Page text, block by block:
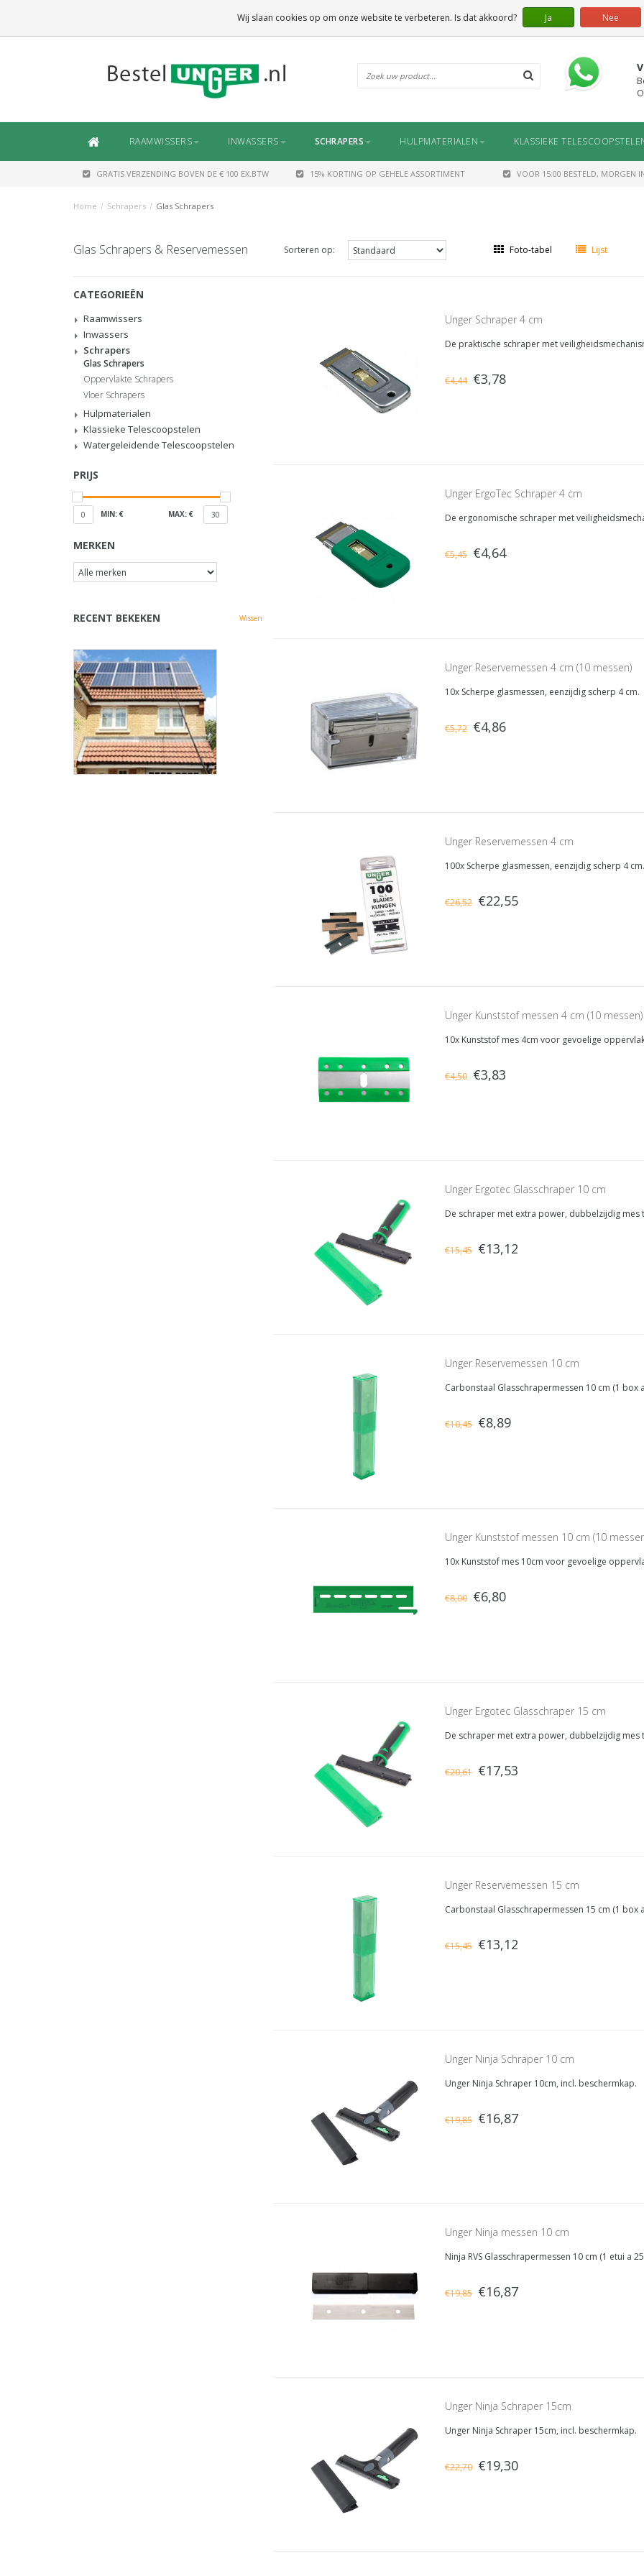
RAAMWISSERS INWASSERS SCHRAPERS HULPMATERIALEN KLASSIEKE
GRATIS VERZENDING BOVEN DE € 100 EX.BTW 15% KORTING OP GEHELE ASSORTIMENT VOOR 15:00 BESTELD, MORGEN
Home / Schrapers / Glas Schrapers
Glas Schrapers & Reservemessen Sorteren op: Foto-tabel Lijst
CATEGORIEËN
Raamwissers
Inwassers
Schrapers
Glas Schrapers
Oppervlakte Schrapers
Vloer Schrapers
Hulpmaterialen
Klassieke Telescoopstelen
Watergeleidende Telescoopstelen
PRIJS
0 MIN: € MAX: € 30
MERKEN
RECENT BEKEKEN Wissen
Unger Schraper 4 cm
De praktische schraper met
€4,44 €3,78
Unger ErgoTec Schraper 4 cm
De ergonomische schraper met
€5,45 €4,64
Unger Reservemessen 4 cm (10 messen)
10x Scherpe glasmessen, eenzijdig scherp 4 cm.
€5,72 €4,86
Unger Reservemessen 4 cm
100x Scherpe glasmessen, eenzijdig scherp 4 cm.
€26,52 €22,55
Unger Kunststof messen 4 cm (10 messen)
10x Kunststof mes 4cm voor gevoelige
€4,50 €3,83
Unger Ergotec Glasschraper 10 cm
De schraper met extra power, dubbelzijdig mes
€15,45 €13,12
Unger Reservemessen 10 cm
Carbonstaal Glasschrapermessen 10 cm (1 box
€10,45 €8,89
Unger Kunststof messen 10 cm (10
10x Kunststof mes 10cm voor gevoelige
€8,00 €6,80
Unger Ergotec Glasschraper 15 cm
De schraper met extra power, dubbelzijdig mes
€20,61 €17,53
Unger Reservemessen 15 cm
Carbonstaal Glasschrapermessen 15 cm (1 box
€15,45 €13,12
Unger Ninja Schraper 10 cm
Unger Ninja Schraper 10cm, incl. beschermkap.
€19,85 €16,87
Unger Ninja messen 10 cm
Ninja RVS Glasschrapermessen 10 cm (1 etui a
€19,85 €16,87
Unger Ninja Schraper 15cm
Unger Ninja Schraper 15cm, incl. beschermkap.
€22,70 €19,30
Wij slaan cookies op om onze website te verbeteren. Is dat akkoord? Ja Nee